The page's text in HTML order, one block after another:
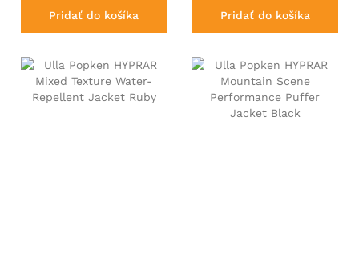
Pridať do košíka Pridať do košíka